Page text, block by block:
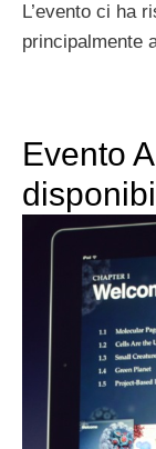
L’evento ci ha
principalmente
Evento